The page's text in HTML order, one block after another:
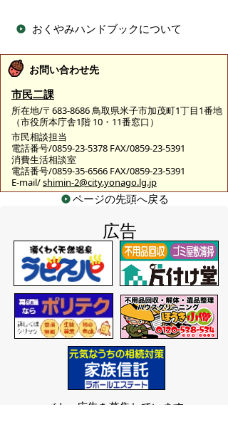
おくやみハンドブックについて
お問い合わせ先
市民二課
所在地/〒683-8686 鳥取県米子市加茂町1丁目1番地
（市役所本庁舎1階 10・11番窓口）
市民相談担当
電話番号/0859-23-5378 FAX/0859-23-5391
消費生活相談室
電話番号/0859-35-6566 FAX/0859-23-5391
E-mail/shimin-2@city.yonago.lg.jp
ページの先頭へ戻る
広告
バナー広告を募集しています